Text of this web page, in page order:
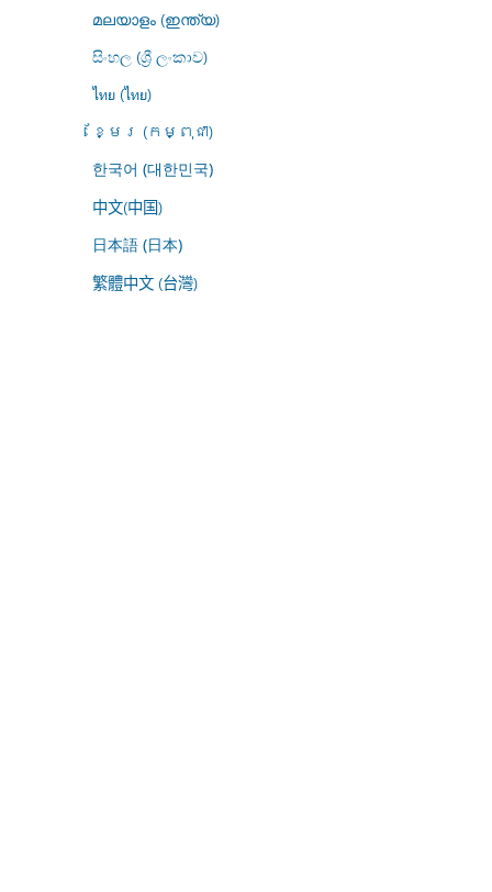
മലയാളം (ഇന്ത്യ)
සිංහල (ශ්‍රී ලංකාව)
ไทย (ไทย)
ខ្មែរ (កម្ពុជា)
한국어 (대한민국)
中文(中国)
日本語 (日本)
繁體中文 (台灣)